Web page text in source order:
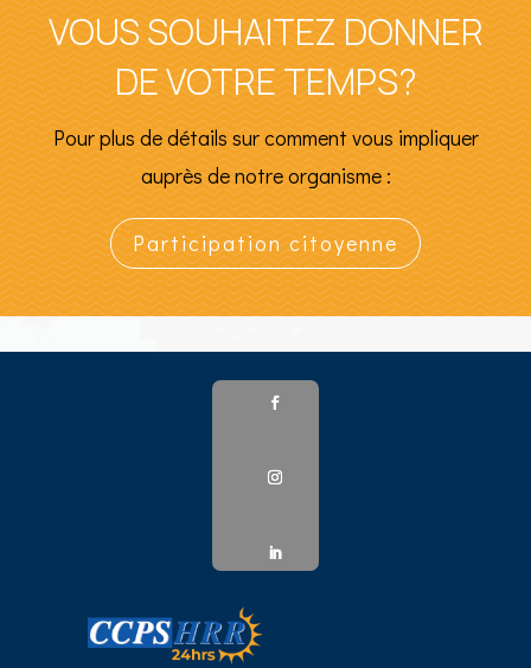
VOUS SOUHAITEZ DONNER
DE VOTRE TEMPS?
Pour plus de détails sur comment vous impliquer
auprès de notre organisme :
Participation citoyenne